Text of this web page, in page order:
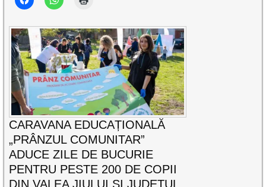
CARAVANA EDUCAȚIONALĂ
„PRÂNZUL COMUNITAR”
ADUCE ZILE DE BUCURIE
PENTRU PESTE 200 DE COPII
DIN VALEA JIULUI ȘI JUDEȚUL